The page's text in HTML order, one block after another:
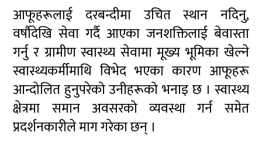
आफूहरूलाई दरबन्दीमा उचित स्थान नदिनु,
वर्षौदेखि सेवा गर्दै आएका जनशक्तिलाई बेवास्ता
गर्नु र ग्रामीण स्वास्थ्य सेवामा मूख्य भूमिका खेल्ने
स्वास्थ्यकर्मीमाथि विभेद भएका कारण आफूहरू
आन्दोलित हुनुपरेको उनीहरूको भनाइ छ । स्वास्थ्य
क्षेत्रमा समान अवसरको व्यवस्था गर्न समेत
प्रदर्शनकारीले माग गरेका छन् ।